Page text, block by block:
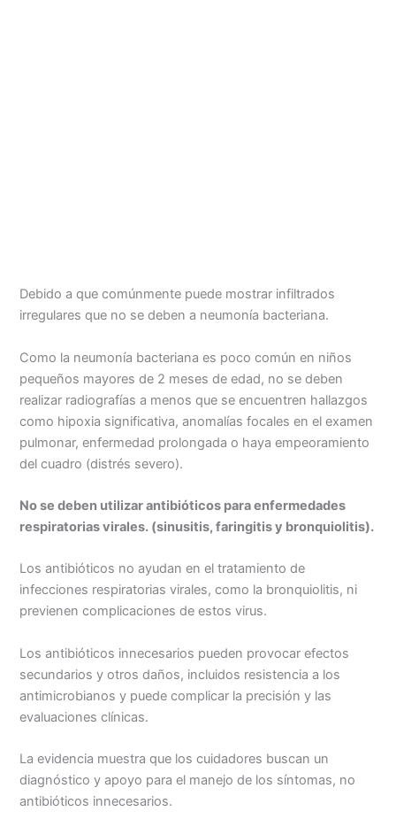
Debido a que comúnmente puede mostrar infiltrados
irregulares que no se deben a neumonía bacteriana.
Como la neumonía bacteriana es poco común en niños
pequeños mayores de 2 meses de edad, no se deben
realizar radiografías a menos que se encuentren hallazgos
como hipoxia significativa, anomalías focales en el examen
pulmonar, enfermedad prolongada o haya empeoramiento
del cuadro (distrés severo).
No se deben utilizar antibióticos para enfermedades
respiratorias virales. (sinusitis, faringitis y bronquiolitis).
Los antibióticos no ayudan en el tratamiento de
infecciones respiratorias virales, como la bronquiolitis, ni
previenen complicaciones de estos virus.
Los antibióticos innecesarios pueden provocar efectos
secundarios y otros daños, incluidos resistencia a los
antimicrobianos y puede complicar la precisión y las
evaluaciones clínicas.
La evidencia muestra que los cuidadores buscan un
diagnóstico y apoyo para el manejo de los síntomas, no
antibióticos innecesarios.